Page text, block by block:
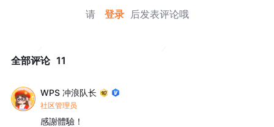
请 登录 后发表评论哦
全部评论 11
WPS 冲浪队长
社区管理员
感謝體驗！